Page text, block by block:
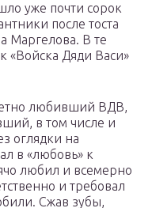
уже почти сорок
после тоста
Маргелова. В те
«Войска Дяди Васи»
любивший ВДВ,
в том числе и
оглядки на
в «любовь» к
любил и всемерно
и требовал
Сжав зубы,